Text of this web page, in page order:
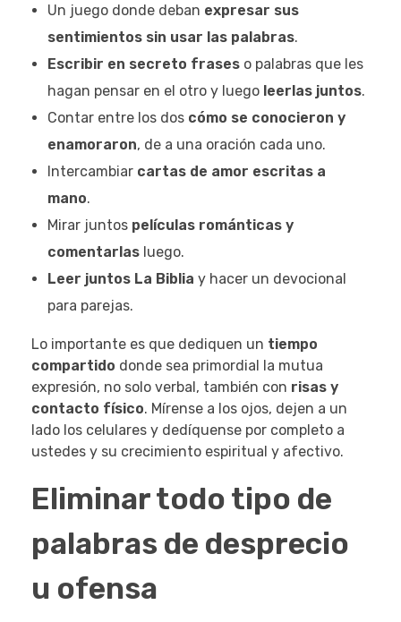
Un juego donde deban expresar sus
sentimientos sin usar las palabras.
Escribir en secreto frases o palabras que les
hagan pensar en el otro y luegoleerlas juntos.
Contar entre los dos cómo se conocieron y
enamoraron, de a una oración cada uno.
Intercambiarcartas de amor escritas a
mano.
Mirar juntospelículas románticas y
comentarlas luego.
Leer juntos La Biblia y hacer un devocional
para parejas.
Lo importante es que dediquen un tiempo
compartido donde sea primordial la mutua
expresión, no solo verbal, también con risas y
contacto físico. Mírense a los ojos, dejen a un
lado los celulares y dedíquense por completo a
ustedes y su crecimiento espiritual y afectivo.
Eliminar todo tipo de
palabras de desprecio
u ofensa